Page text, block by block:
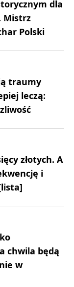
dla
Mistrz
Polski
traumy
leczą:
złotych. A
i
chwila będą
w